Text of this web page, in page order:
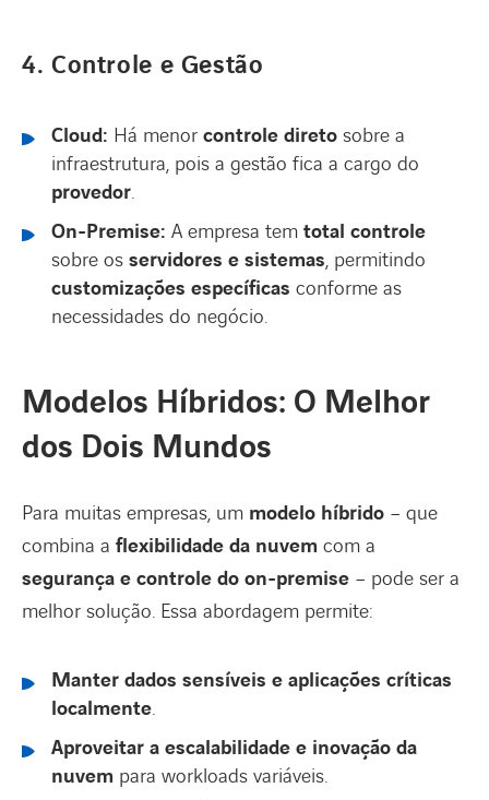
4. Controle e Gestão
Cloud: Há menor controle direto sobre a
infraestrutura, pois a gestão fica a cargo do
provedor.
On-Premise: A empresa tem total controle
sobre os servidores e sistemas, permitindo
customizações específicas conforme as
necessidades do negócio.
Modelos Híbridos: O Melhor
dos Dois Mundos
Para muitas empresas, um modelo híbrido – que
combina a flexibilidade da nuvem com a
segurança e controle do on-premise – pode ser a
melhor solução. Essa abordagem permite:
Manter dados sensíveis e aplicações críticas
localmente.
Aproveitar a escalabilidade e inovação da
nuvem para workloads variáveis.